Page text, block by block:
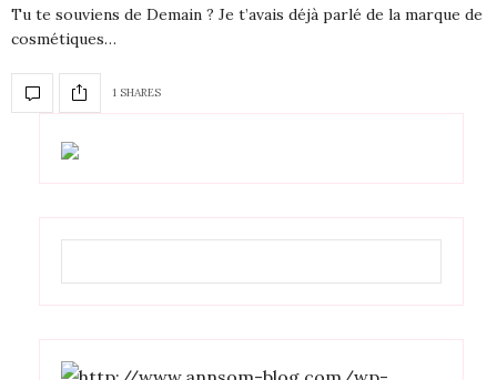
Tu te souviens de Demain ? Je t’avais déjà parlé de la marque de
cosmétiques…
1 SHARES